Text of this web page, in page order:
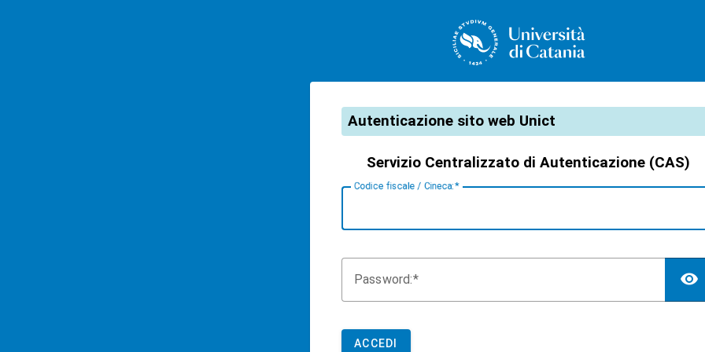
CAS
Autenticazione sito web Unict
Servizio Centralizzato di Autenticazione (CAS)
Codice fiscale / Cineca:
Password:
ACCEDI